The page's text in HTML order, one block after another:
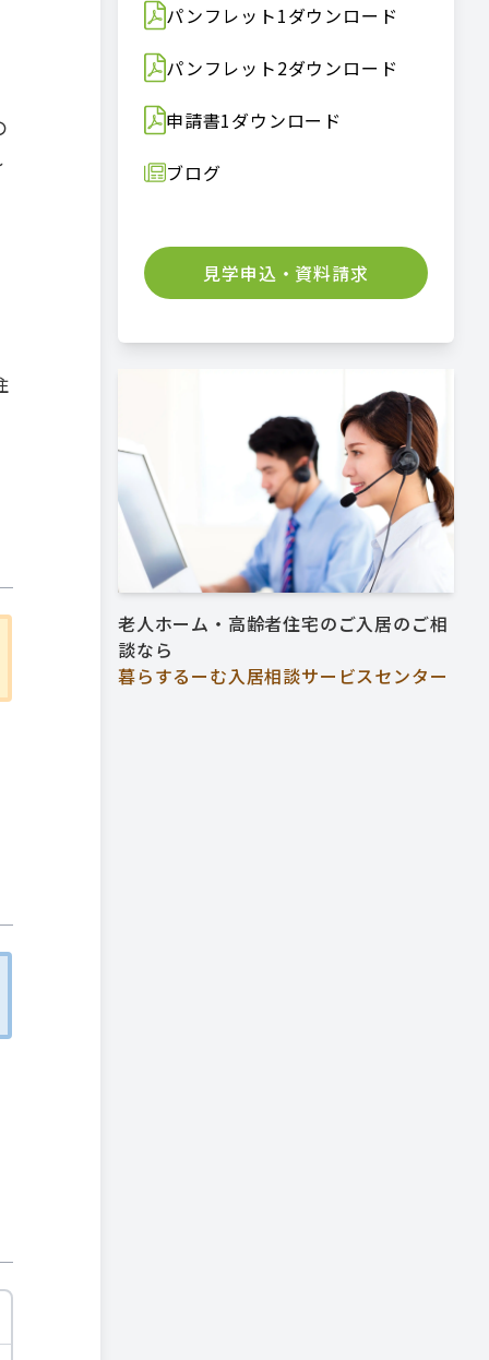
パンフレット1ダウンロード
パンフレット2ダウンロード
申請書1ダウンロード
ブログ
見学申込・資料請求
老人ホーム・高齢者住宅のご入居のご相
談なら
暮らするーむ入居相談サービスセンター